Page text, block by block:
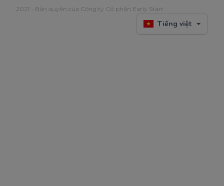
2021 - Bản quyền của Công ty Cổ phần Early Start
Tiếng việt